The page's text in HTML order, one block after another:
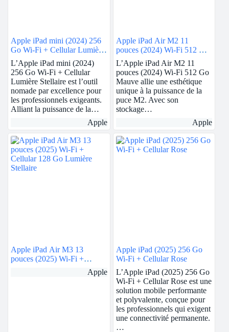
Apple iPad mini (2024) 256
Go Wi-Fi + Cellular Lumière
Stellaire
L’Apple iPad mini (2024)
256 Go Wi-Fi + Cellular
Lumière Stellaire est l’outil
nomade par excellence pour
les professionnels exigeants.
Alliant la puissance de la…
Apple
Apple iPad Air M2 11
pouces (2024) Wi-Fi 512 Go
Mauve
L’Apple iPad Air M2 11
pouces (2024) Wi-Fi 512 Go
Mauve allie une esthétique
unique à la puissance de la
puce M2. Avec son
stockage…
Apple
Apple iPad Air M3 13
pouces (2025) Wi-Fi +
Cellular 128 Go LumièreApple
Apple iPad (2025) 256 Go
Wi-Fi + Cellular Rose
L’Apple iPad (2025) 256 Go
Wi-Fi + Cellular Rose est une
solution mobile performante
et polyvalente, conçue pour
les professionnels qui exigent
une connectivité permanente.
…